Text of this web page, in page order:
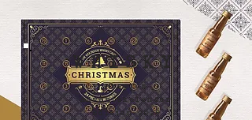
WHISKY
Premium
Adventskalender
Edition 2025